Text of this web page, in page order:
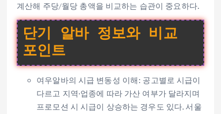
계산해 주당/월당 총액을 비교하는 습관이 중요하다.
단기 알바 정보와 비교
포인트
여우알바의 시급 변동성 이해: 공고별로 시급이
다르고 지역·업종에 따라 가산 여부가 달라지며
프로모션 시 시급이 상승하는 경우도 있다. 서울